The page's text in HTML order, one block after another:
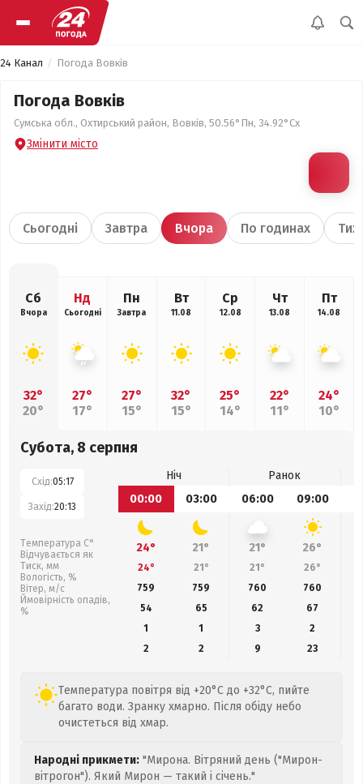
24 Канал Погода Вовків
Погода Вовків
Сумська обл., Охтирський район, Вовків, 50.56°Пн, 34.92°Сх
Змінити місто
Сьогодні Завтра Вчора По годинах
Сб
Вчора
32°
20°
Нд
Сьогодні
27°
17°
Пн
Завтра
27°
15°
Вт
11.08
32°
15°
Ср
12.08
25°
14°
Чт
13.08
22°
11°
Пт
14.08
24°
10°
Субота, 8 серпня
Схід:05:17
Захід:20:13
Температура С°
Відчувається як
Тиск, мм
Вологість, %
Вітер, м/с
Ймовірність опадів,
%
Ніч
Ранок
00:00
03:00 06:00 09:00
24° 21° 21° 26°
24° 21° 21° 26°
759
759 760 760
54
65 62 67
1
1 3
2
2
2 9 23
Температура повітря від +20°C до +32°C, пийте
багато води. Зранку хмарно. Після обіду небо
очистеться від хмар.
Народні прикмети: "Мирона. Вітряний день ("Мирон-
вітрогон"). Який Мирон — такий і січень."